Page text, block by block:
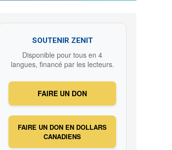
SOUTENIR ZENIT
Disponible pour tous en 4
langues, financé par les lecteurs.
FAIRE UN DON
FAIRE UN DON EN DOLLARS
CANADIENS